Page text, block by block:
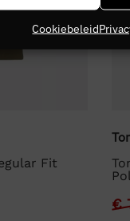
Cookiebeleid
Fit
€